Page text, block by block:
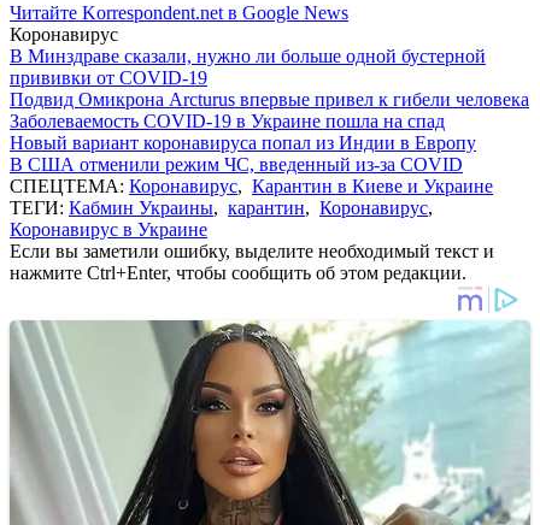
Читайте Korrespondent.net в Google News
Коронавирус
В Минздраве сказали, нужно ли больше одной бустерной
прививки от COVID-19
Подвид Омикрона Arcturus впервые привел к гибели человека
Заболеваемость COVID-19 в Украине пошла на спад
Новый вариант коронавируса попал из Индии в Европу
В США отменили режим ЧС, введенный из-за COVID
СПЕЦТЕМА: Коронавирус, Карантин в Киеве и Украине
ТЕГИ: Кабмин Украины, карантин, Коронавирус,
Коронавирус в Украине
Если вы заметили ошибку, выделите необходимый текст и
нажмите Ctrl+Enter, чтобы сообщить об этом редакции.